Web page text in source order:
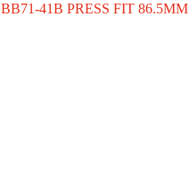
BB71-41B PRESS FIT 86.5MM